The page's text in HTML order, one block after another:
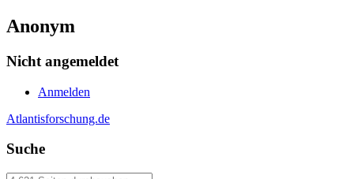
Anonym
Nicht angemeldet
Anmelden
Atlantisforschung.de
Suche